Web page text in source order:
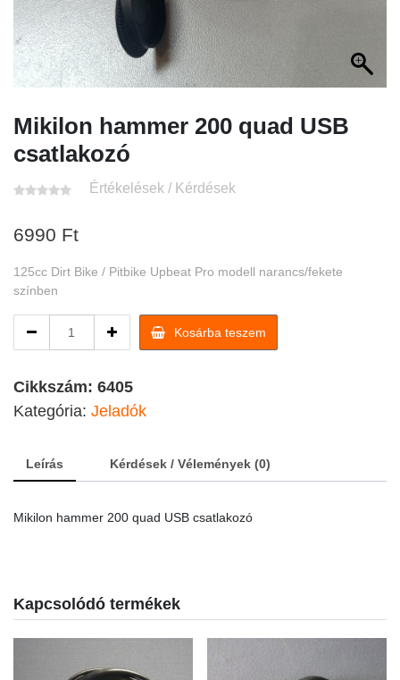
Mikilon hammer 200 quad USB
csatlakozó
Értékelések / Kérdések
6990 Ft
125cc Dirt Bike / Pitbike Upbeat Pro modell narancs/fekete
színben
hammer
quad
csatlakozó
Kosárba teszem
Cikkszám: 6405
Kategória: Jeladók
Leírás Kérdések / Vélemények (0)
Mikilon hammer 200 quad USB csatlakozó
Kapcsolódó termékek